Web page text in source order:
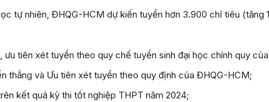
tự nhiên, ĐHQG-HCM dự kiến tuyển hơn 3.900 chỉ tiêu
ưu tiên xét tuyển theo quy chế tuyển sinh đại học chính quy
thẳng và Ưu tiên xét tuyển theo quy định của ĐHQG-HCM;
kết quả kỳ thi tốt nghiệp THPT năm 2024;